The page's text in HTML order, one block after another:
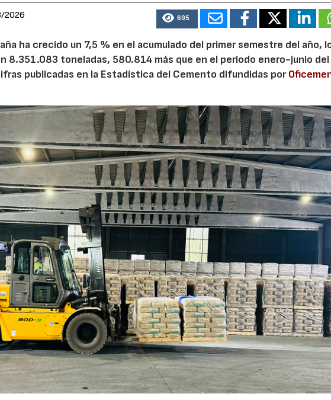
2026 695
ha crecido un 7,5 % en el acumulado del primer semestre del año,
8.351.083 toneladas, 580.814 más que en el periodo enero-junio del
publicadas en la Estadística del Cemento difundidas por